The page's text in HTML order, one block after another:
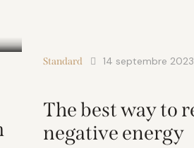
Standard 14 septembre 2023
The best way to
negative energy